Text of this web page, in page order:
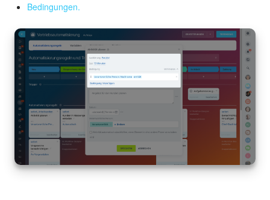
Elektronische Unterschrift
Bestandsverwaltung
Contact Center
Mitarbeiter-Widget
Marketing
Vertriebsstelle
Bedingungen.